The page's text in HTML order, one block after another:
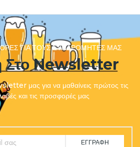
ΓΙΑ ΤΟΥΣ ΣΥΝΔΡΟΜΗΤΈΣ ΜΑΣ
Στο Newsletter
μας για να μαθαίνεις πρώτος τις
και τις προσφορές μας
ΕΓΓΡΑΦΉ